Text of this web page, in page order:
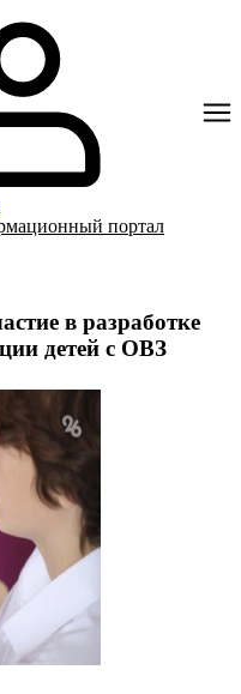
портал
в разработке
детей с ОВЗ